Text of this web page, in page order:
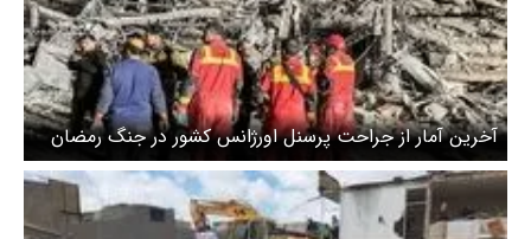
آخرین آمار از جراحت پرسنل اورژانس کشور در جنگ رمضان